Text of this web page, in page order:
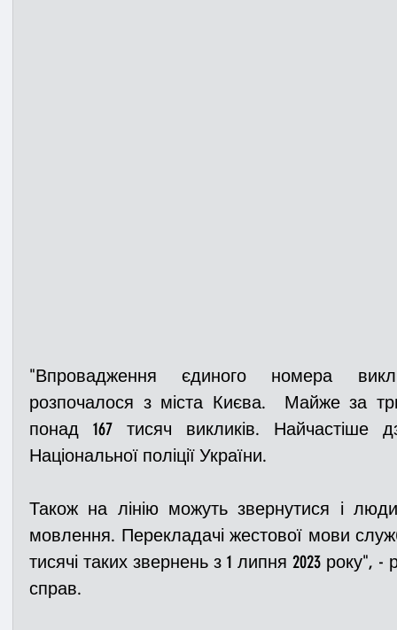
"Впровадження єдиного номера
розпочалося з міста Києва.  Майже за
понад 167 тисяч викликів. Найчастіше
Національної поліції України.
Також на лінію можуть звернутися і
мовлення. Перекладачі жестової мови
тисячі таких звернень з 1 липня 2023 року", -
справ.